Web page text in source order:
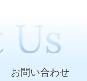
お問い合わせ